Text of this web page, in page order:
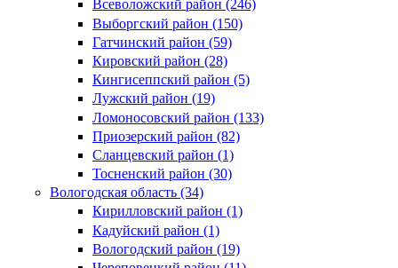
Всеволожский район (246)
Выборгский район (150)
Гатчинский район (59)
Кировский район (28)
Кингисеппский район (5)
Лужский район (19)
Ломоносовский район (133)
Приозерский район (82)
Сланцевский район (1)
Тосненский район (30)
Вологодская область (34)
Кирилловский район (1)
Кадуйский район (1)
Вологодский район (19)